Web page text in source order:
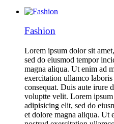
Fashion
Lorem ipsum dolor sit
sed do eiusmod tempor
magna aliqua. Ut enim ad
exercitation ullamco
consequat. Duis aute irure
voluptte velit. Lorem
adipisicing elit, sed do
et dolore magna aliqua. Ut